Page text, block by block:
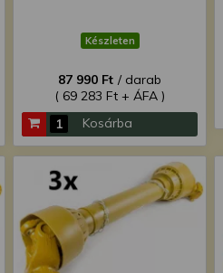
Készleten
87 990 Ft / darab
( 69 283 Ft + ÁFA )
Kosárba